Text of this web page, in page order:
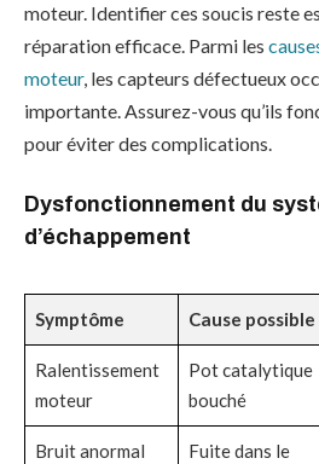
moteur. Identifier ces soucis reste
réparation efficace. Parmi les
moteur, les capteurs défectueux
importante. Assurez-vous qu’ils
pour éviter des complications.
Dysfonctionnement du
d’échappement
Symptôme Cause possible
Ralentissement
moteur
Pot catalytique
bouché
Bruit anormal
Fuite dans le